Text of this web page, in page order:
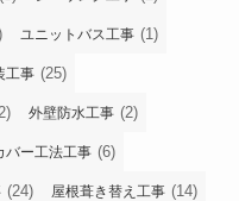
ユニットバス工事 (1)
工事 (25)
外壁防水工事 (2)
バー工法工事 (6)
(24) 屋根葺き替え工事 (14)